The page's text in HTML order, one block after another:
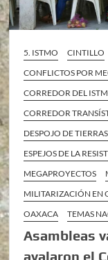
5. ISTMO
CINTILLO
CONFLICTOS POR
CORREDOR DEL
CORREDOR
DESPOJO DE
ESPEJOS DE LA
MEGAPROYECTOS
MILITARIZACIÓN EN
OAXACA
TEMAS
Asambleas
avalaron el